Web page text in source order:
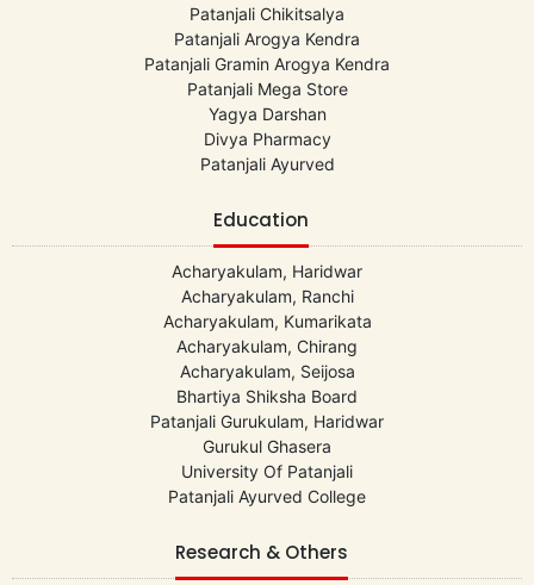
Patanjali Chikitsalya
Patanjali Arogya Kendra
Patanjali Gramin Arogya Kendra
Patanjali Mega Store
Yagya Darshan
Divya Pharmacy
Patanjali Ayurved
Education
Acharyakulam, Haridwar
Acharyakulam, Ranchi
Acharyakulam, Kumarikata
Acharyakulam, Chirang
Acharyakulam, Seijosa
Bhartiya Shiksha Board
Patanjali Gurukulam, Haridwar
Gurukul Ghasera
University Of Patanjali
Patanjali Ayurved College
Research & Others